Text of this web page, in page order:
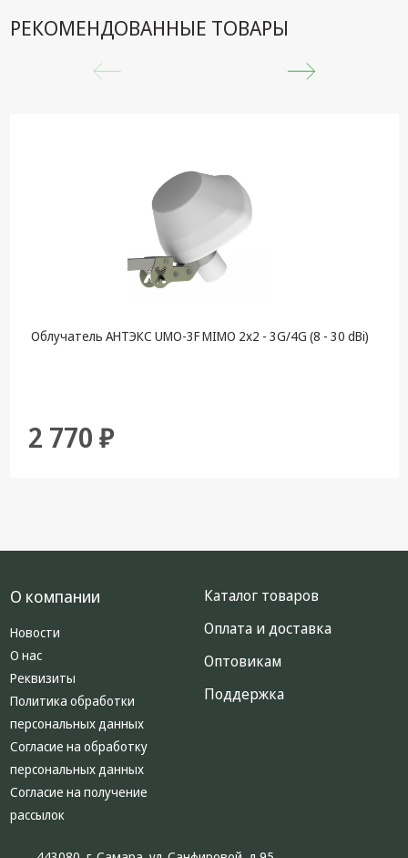
РЕКОМЕНДОВАННЫЕ ТОВАРЫ
Облучатель АНТЭКС UMO-3F MIMO 2x2 - 3G/4G (8 - 30 dBi)
2 770 ₽
О компании
Новости
О нас
Реквизиты
Политика обработки
персональных данных
Согласие на обработку
персональных данных
Согласие на получение
рассылок
Каталог товаров
Оплата и доставка
Оптовикам
Поддержка